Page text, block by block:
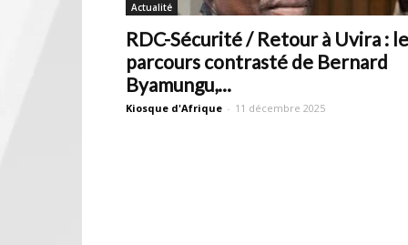
Actualité
RDC-Sécurité / Retour à Uvira : le
parcours contrasté de Bernard
Byamungu,...
Kiosque d'Afrique - 11 décembre 2025